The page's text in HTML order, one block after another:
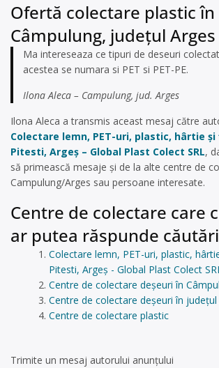
Ofertă colectare plastic în
Câmpulung, județul Arges
Ma intereseaza ce tipuri de deseuri
acestea se numara si PET si PET-PE.
Ilona Aleca – Campulung, jud. Arges
Ilona Aleca a transmis aceast mesaj către
Colectare lemn, PET-uri, plastic, hârtie
Pitesti, Argeș – Global Plast Colect SRL,
să primească mesaje și de la alte centre de
Campulung/Arges sau persoane interesate.
Centre de colectare care
ar putea răspunde
Colectare lemn, PET-uri, plastic,
Pitesti, Argeș - Global Plast Colect
Centre de colectare deșeuri în
Centre de colectare deșeuri în județul
Centre de colectare plastic
Trimite un mesaj autorului anunţului